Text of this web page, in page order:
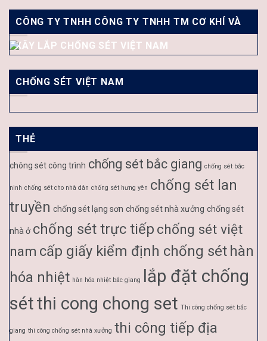
CÔNG TY TNHH CÔNG TY TNHH TM CƠ KHÍ VÀ
XÂY LẮP CHỐNG SÉT VIỆT NAM
CHỐNG SÉT VIỆT NAM
THẺ
chông sét công trình chống sét bắc giang chống sét bắc
ninh chống sét cho nhà dân chống sét hưng yên chống sét lan
truyền chống sét lạng sơn chống sét nhà xưởng chống sét
nhà ở chống sét trực tiếp chống sét việt
nam cấp giấy kiểm định chống sét hàn
hóa nhiệt hàn hóa nhiệt bắc giang
lắp đặt chống
sétthi cong chong set Thi công chống sét bắc
giang thi công chống sét nhà xưởng thi công tiếp địa